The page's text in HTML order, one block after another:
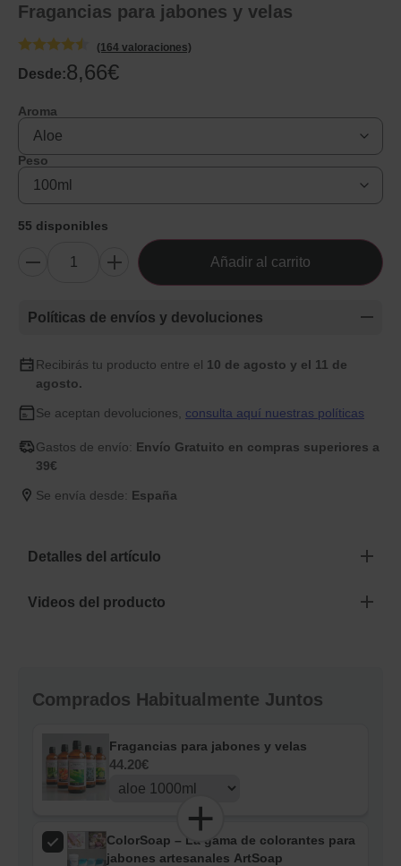
Fragancias para jabones y velas
(164 valoraciones)
Desde:8,66€
Aroma
Peso
55 disponibles
Añadir al carrito
Políticas de envíos y devoluciones
Recibirás tu producto entre el 10 de agosto y el 11 de
agosto.
Se aceptan devoluciones, consulta aquí nuestras políticas
Gastos de envío: Envío Gratuito en compras superiores a
39€
Se envía desde: España
Detalles del artículo
Videos del producto
Comprados Habitualmente Juntos
Fragancias para jabones y velas
44.20€
ColorSoap – La gama de colorantes para
jabones artesanales ArtSoap